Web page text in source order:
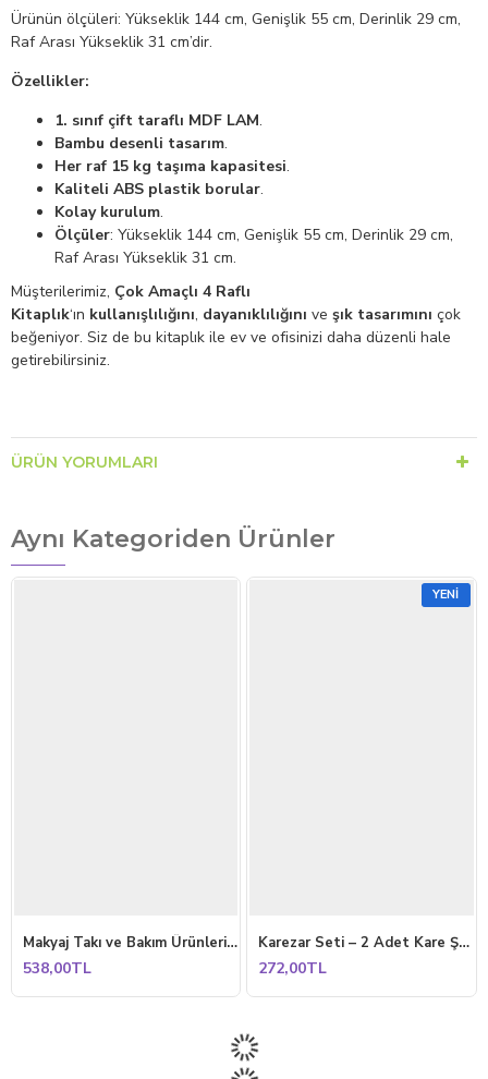
Ürünün ölçüleri: Yükseklik 144 cm, Genişlik 55 cm, Derinlik 29 cm,
Raf Arası Yükseklik 31 cm’dir.
Özellikler:
1. sınıf çift taraflı MDF LAM.
Bambu desenli tasarım.
Her raf 15 kg taşıma kapasitesi.
Kaliteli ABS plastik borular.
Kolay kurulum.
Ölçüler: Yükseklik 144 cm, Genişlik 55 cm, Derinlik 29 cm,
Raf Arası Yükseklik 31 cm.
Müşterilerimiz, Çok Amaçlı 4 Raflı
Kitaplık‘ın kullanışlılığını, dayanıklılığını ve şık tasarımını çok
beğeniyor. Siz de bu kitaplık ile ev ve ofisinizi daha düzenli hale
getirebilirsiniz.
ÜRÜN YORUMLARI
Aynı Kategoriden Ürünler
Makyaj Takı ve Bakım Ürünleri Organizeri Rafı Standı İki Katlı Çok Amaçlı Düzenleyici Antrasit
538,00TL
YENI
Karezar Seti – 2 Adet Kare Şekilli Küçük Saksı, Kapuçino Renk (1.3 Litre)
272,00TL